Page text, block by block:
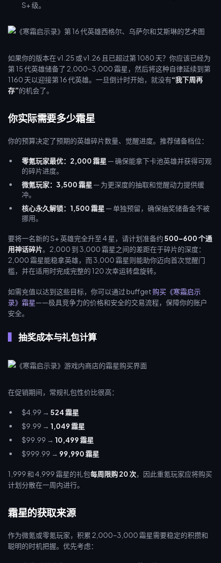
S+ 级。
如果你的版本在 v1.25 或 v1.26 且已超过第 1080 天？你应该已经为
第 15 代英雄储备了 2,000–3,000 霜星，然后将这种自律延续到第
1160 天以迎接第 16 代英雄。一旦倒计时开始，就没有“我下周再
存”的机会了。
你实际需要多少霜星
你的预算决定了预期的英雄碎片数量、觉醒进度。推荐储备档位：
零氪玩家最优：2,000 霜星 — 确保能拿下卡池英雄并获得可观
的碎片进度。
微氪玩家：3,500 霜星 — 为更深度的抽取和觉醒动力提供缓
冲。
核心永久解锁：1,500 霜星 — 单独预留，确保抽奖储备金不被
挪用。
要将一名新的 S+ 英雄完全升至 4 星，请计划准备约500–600 个通
用神话碎片。2,000 到 3,000 霜星之间的差距在于碎片的深度：
2,000 霜星能稳拿英雄，而 3,000 霜星则能助你迈向首次觉醒门
槛，并在适用时完成完整的 120 次幸运转盘旋转。
如需充值以达到这些目标，你可以通过 buffget 购买《寒霜启示
录》霜星——极具竞争力的价格和安全的交易流程，保障你的账户
安全。
抽奖成本与礼包计算
在促销期间，常规礼包性价比很高：
$4.99 → 524 霜星
$9.99 → 1,049 霜星
$99.99 → 10,499 霜星
$999.99 → 99,990 霜星
1,999 和 4,999 霜星的礼包每周限购 20 次，因此重氪玩家应将购买
计划分散在一周内进行。
霜星的获取来源
作为微氪或零氪玩家，积累 2,000–3,000 霜星需要稳定的积攒和
聪明的时机把握。优先考虑：